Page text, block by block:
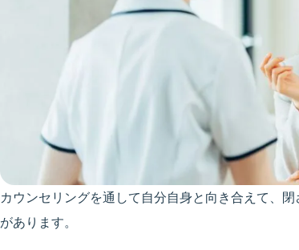
カウンセリングを通して自分自身と向き合えて、
があります。